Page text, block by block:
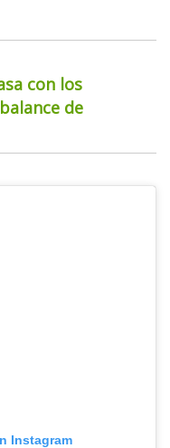
con los
de
Instagram